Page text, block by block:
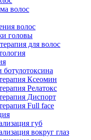
волос
волос
головы
для волос
Ксеомин
Релатокс
Диспорт
Full face
губ
вокруг глаз